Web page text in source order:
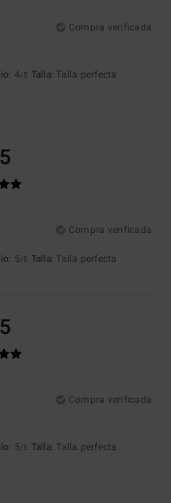
Compra verificada
: 4/5 Talla: Talla perfecta
Compra verificada
: 5/5 Talla: Talla perfecta
Compra verificada
: 5/5 Talla: Talla perfecta